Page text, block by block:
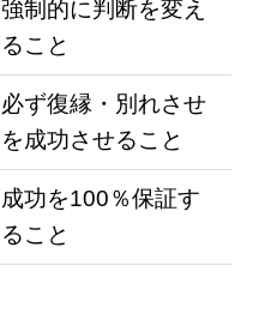
強制的に判断を変え
ること
必ず復縁・別れさせ
を成功させること
成功を100％保証す
ること